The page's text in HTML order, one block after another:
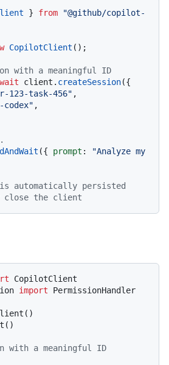
} from
"@github/copilot-
CopilotClient ();
with a meaningful ID
client. createSession({
123-task-456" ,
,
({ prompt :
"Analyze my
automatically persisted
close the client
import PermissionHandler
with a meaningful ID